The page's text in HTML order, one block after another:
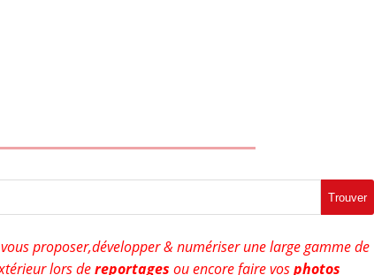
Trouver
proposer,développer & numériser une large gamme de
lors dereportages ou encore faire vosphotos